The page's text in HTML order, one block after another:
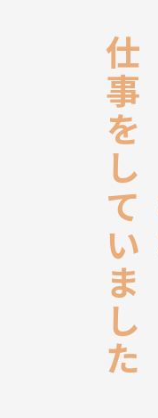
仕事をしていました